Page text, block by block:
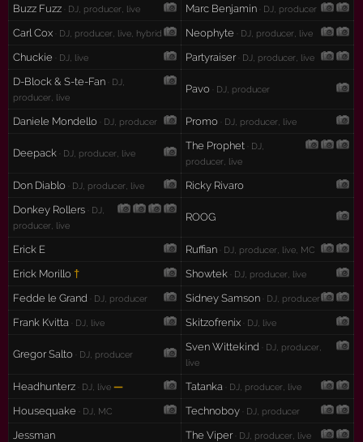
Buzz Fuzz · DJ, producer, live Marc Benjamin · DJ, producer
Carl Cox · DJ, producer, live, hybrid Neophyte · DJ, producer, live
Chuckie · DJ, live Partyraiser· DJ, producer, live
D-Block & S-te-Fan · DJ,
producer, live
Pavo · DJ, producer
Daniele Mondello · DJ, producer Promo · DJ, producer, live
Deepack · DJ, producer, live
The Prophet · DJ,
producer, live
Don Diablo · DJ, producer, live
Ricky Rivaro
Donkey Rollers · DJ,
producer, live
ROOG
Erick E Ruffian · DJ, producer, live, MC
Erick Morillo † Showtek · DJ, producer, live
Fedde le Grand · DJ, producer Sidney Samson · DJ, producer
Frank Kvitta · DJ, live Skitzofrenix · DJ, live
Gregor Salto · DJ, producer
Sven Wittekind
· DJ, producer,
live
Headhunterz · DJ, live — Tatanka · DJ, producer, live
Housequake · DJ, MC Technoboy · DJ, producer
Jessman The Viper· DJ, producer, live